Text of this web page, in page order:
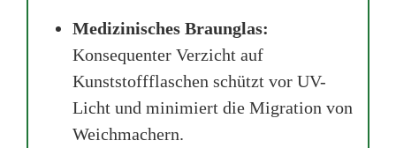
Medizinisches Braunglas:
Konsequenter Verzicht auf
Kunststoffflaschen schützt vor UV-
Licht und minimiert die Migration von
Weichmachern.